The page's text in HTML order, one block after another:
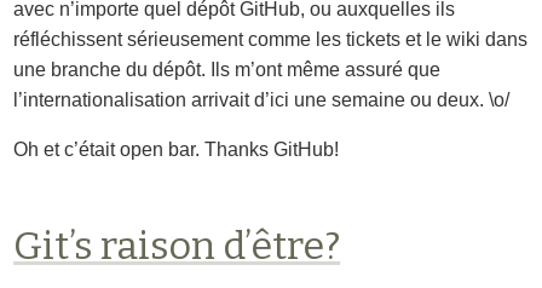
avec n’importe quel dépôt GitHub, ou auxquelles ils
réfléchissent sérieusement comme les tickets et le wiki dans
une branche du dépôt. Ils m’ont même assuré que
l’internationalisation arrivait d’ici une semaine ou deux. \o/
Oh et c’était open bar.Thanks GitHub!
Git’s raison d’être?